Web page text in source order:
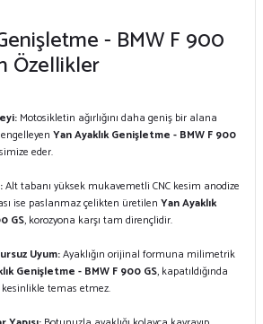
- BMW F 900
Özellikler
Motosikletin ağırlığını daha geniş bir alana
Yan Ayaklık Genişletme - BMW F 900
eder.
Alt tabanı yüksek mukavemetli CNC kesim anodize
ise paslanmaz çelikten üretilen Yan Ayaklık
GS, korozyona karşı tam dirençlidir.
Uyum:Ayaklığın orijinal formuna milimetrik
Genişletme - BMW F 900 GS, kapatıldığında
temas etmez.